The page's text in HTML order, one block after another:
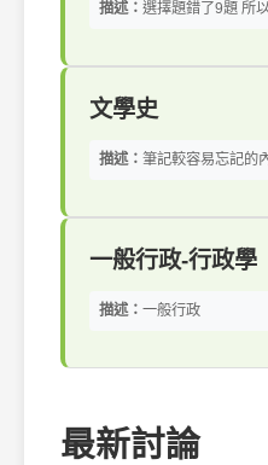
描述： 選擇題錯了9題 所
文學史
描述： 筆記較容易忘記的
一般行政-行政學
描述： 一般行政
最新討論